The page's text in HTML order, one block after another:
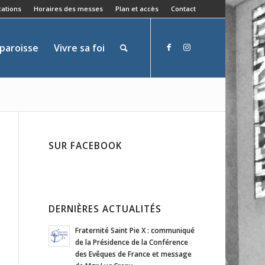
Horaires des messes Plan et accès Contact
Vivre sa foi
SUR FACEBOOK
DERNIÈRES ACTUALITÉS
Fraternité Saint Pie X : communiqué
de la Présidence de la Conférence
des Evêques de France et message